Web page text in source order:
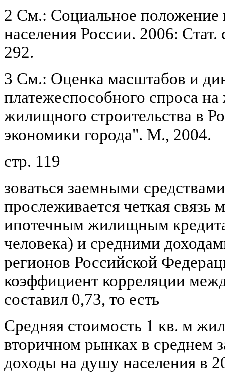
2 См.: Социальное положение
населения России. 2006:
292.
3 См.: Оценка масштабов и
платежеспособного спроса
жилищного строительства в
экономики города". М., 2004.
стр. 119
зоваться заемными
прослеживается четкая
ипотечным жилищным
человека) и средними
регионов Российской
коэффициент корреляции
составил 0,73, то есть
Средняя стоимость 1 кв. м
вторичном рынках в среднем
доходы на душу населения в